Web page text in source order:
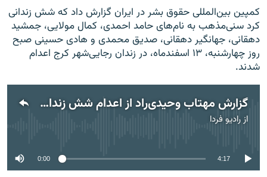
کمپین بین‌المللی حقوق بشر در ایران گزارش داد که شش زندانی
کرد سنی‌مذهب به نام‌های حامد احمدی، کمال مولایی، جمشید
دهقانی، جهانگیر دهقانی، صدیق محمدی و هادی حسینی صبح
روز چهارشنبه، ۱۳ اسفندماه، در زندان رجایی‌شهر کرج اعدام
شدند.
گزارش مهتاب وحیدی‌راد از اعدام شش زندانی در ایران
ازرادیو فردا
0:00 4:17